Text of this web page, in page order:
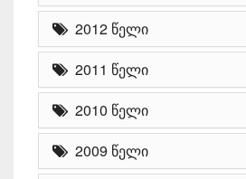
2012 წელი
2011 წელი
2010 წელი
2009 წელი